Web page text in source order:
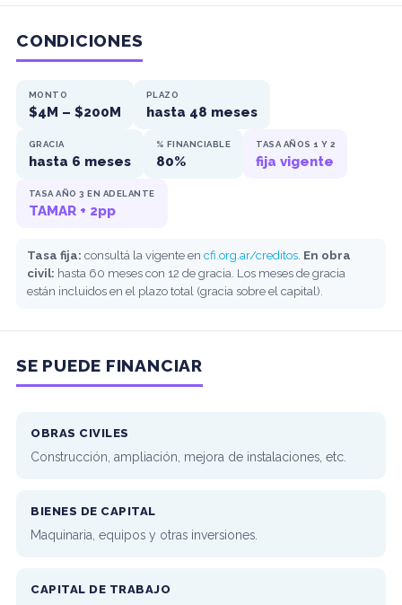
CONDICIONES
MONTO
$4M – $200M
PLAZO
hasta 48 meses
GRACIA
hasta 6 meses
% FINANCIABLE
80%
TASA AÑOS 1 Y 2
fija vigente
TASA AÑO 3 EN ADELANTE
TAMAR + 2pp
Tasa fija: consultá la vigente en cfi.org.ar/creditos. En obra
civil: hasta 60 meses con 12 de gracia. Los meses de gracia
están incluidos en el plazo total (gracia sobre el capital).
SE PUEDE FINANCIAR
OBRAS CIVILES
Construcción, ampliación, mejora de instalaciones, etc.
BIENES DE CAPITAL
Maquinaria, equipos y otras inversiones.
CAPITAL DE TRABAJO